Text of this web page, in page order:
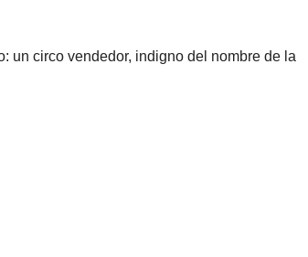
un circo vendedor, indigno del nombre de la